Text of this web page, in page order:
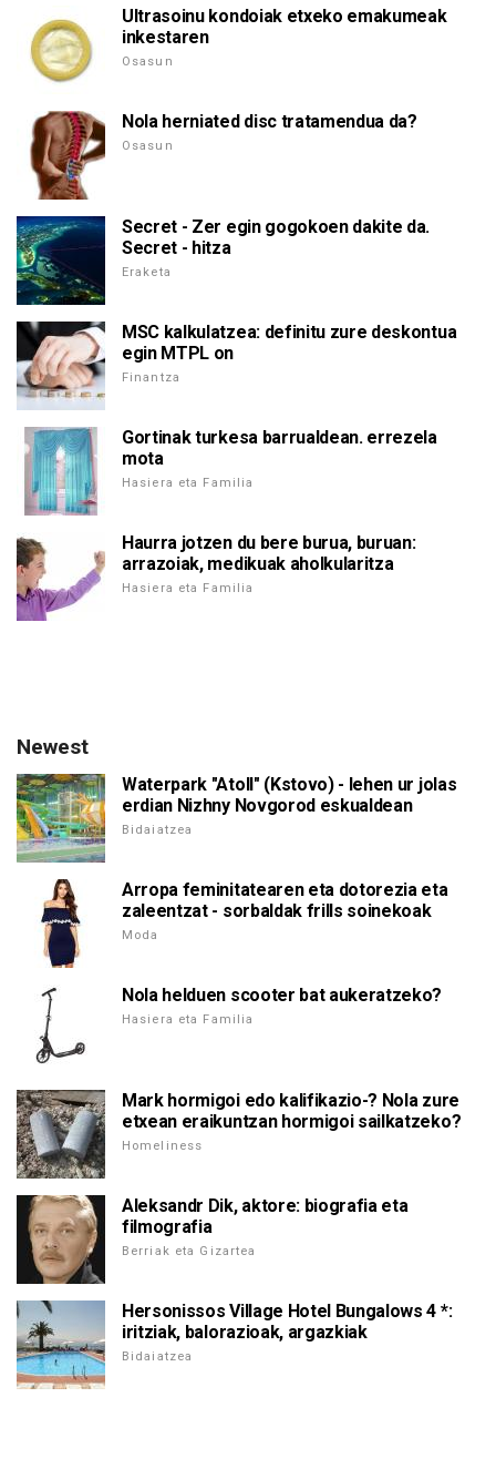
Ultrasoinu kondoiak etxeko emakumeak
inkestaren
Osasun
Nola herniated disc tratamendua da?
Osasun
Secret - Zer egin gogokoen dakite da.
Secret - hitza
Eraketa
MSC kalkulatzea: definitu zure deskontua
egin MTPL on
Finantza
Gortinak turkesa barrualdean. errezela
mota
Hasiera eta Familia
Haurra jotzen du bere burua, buruan:
arrazoiak, medikuak aholkularitza
Hasiera eta Familia
Newest
Waterpark "Atoll" (Kstovo) - lehen ur jolas
erdian Nizhny Novgorod eskualdean
Bidaiatzea
Arropa feminitatearen eta dotorezia eta
zaleentzat - sorbaldak frills soinekoak
Moda
Nola helduen scooter bat aukeratzeko?
Hasiera eta Familia
Mark hormigoi edo kalifikazio-? Nola zure
etxean eraikuntzan hormigoi sailkatzeko?
Homeliness
Aleksandr Dik, aktore: biografia eta
filmografia
Berriak eta Gizartea
Hersonissos Village Hotel Bungalows 4 *:
iritziak, balorazioak, argazkiak
Bidaiatzea